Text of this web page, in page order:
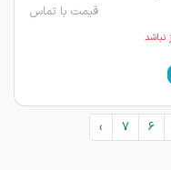
قیمت با تماس
6
7
›